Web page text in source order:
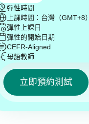
彈性時間
上課時間：台灣（GMT+8）
彈性上課日
彈性的開始日期
CEFR-Aligned
母語教師
立即預約測試